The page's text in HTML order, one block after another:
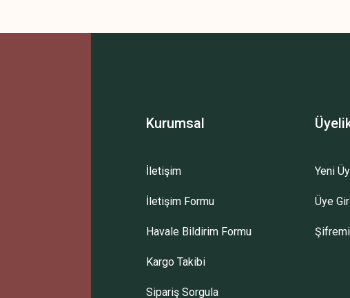
Bu ürüne ilk yorumu siz yapın!
Gönder
Kurumsal
İletişim
İletişim Formu
Havale Bildirim Formu
Kargo Takibi
Sipariş Sorgula
Yeni
Üye